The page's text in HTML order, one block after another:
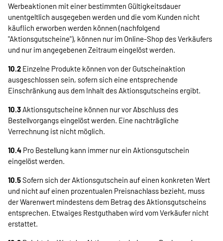
Werbeaktionen mit einer bestimmten Gültigkeitsdauer
unentgeltlich ausgegeben werden und die vom Kunden nicht
käuflich erworben werden können (nachfolgend
"Aktionsgutscheine"), können nur im Online-Shop des Verkäufers
und nur im angegebenen Zeitraum eingelöst werden.
10.2 Einzelne Produkte können von der Gutscheinaktion
ausgeschlossen sein, sofern sich eine entsprechende
Einschränkung aus dem Inhalt des Aktionsgutscheins ergibt.
10.3 Aktionsgutscheine können nur vor Abschluss des
Bestellvorgangs eingelöst werden. Eine nachträgliche
Verrechnung ist nicht möglich.
10.4 Pro Bestellung kann immer nur ein Aktionsgutschein
eingelöst werden.
10.5Sofern sich der Aktionsgutschein auf einen konkreten Wert
und nicht auf einen prozentualen Preisnachlass bezieht, muss
der Warenwert mindestens dem Betrag des Aktionsgutscheins
entsprechen. Etwaiges Restguthaben wird vom Verkäufer nicht
erstattet.